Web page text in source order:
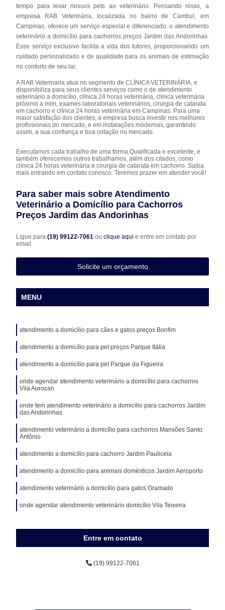
tempo para levar nossos pets ao veterinário. Pensando nisso, a
empresa RAB Veterinária, localizada no bairro de Cambuí, em
Campinas, oferece um serviço especial e diferenciado: o atendimento
veterinário a domicílio para cachorros preços Jardim das Andorinhas.
Esse serviço exclusivo facilita a vida dos tutores, proporcionando um
cuidado personalizado e de qualidade para os animais de estimação
no conforto de seu lar.
A RAB Veterinaria atua no segmento de CLÍNICA VETERINÁRIA, e
disponibiliza para seus clientes serviços como o de atendimento
veterinário a domicílio, clínica 24 horas veterinária, clínica veterinária
próximo a mim, exames laboratoriais veterinários, cirurgia de catarata
em cachorro e clínica 24 horas veterinária em Campinas. Para uma
maior satisfação dos clientes, a empresa busca investir nos melhores
profissionais do mercado, e em instalações modernas, garantindo
assim, a sua confiança e boa cotação no mercado.
Executamos cada trabalho de uma forma Qualificada e excelente, e
também oferecemos outros trabalhamos, além dos citados, como
clínica 24 horas veterinária e cirurgia de catarata em cachorro. Saiba
mais entrando em contato conosco. Teremos prazer em atender você!
Para saber mais sobre Atendimento
Veterinário a Domicílio para Cachorros
Preços Jardim das Andorinhas
Ligue para(19) 99122-7061ouclique aqui e entre em contato por
email.
Solicite um orçamento
MENU
atendimento a domicílio para cães e gatos preços Bonfim
atendimento a domicílio para pet preços Parque Itália
atendimento a domicílio para pet Parque da Figueira
onde agendar atendimento veterinário a domicílio para cachorros
Vila Aurocan
onde tem atendimento veterinário a domicílio para cachorros Jardim
das Andorinhas
atendimento veterinário a domicílio para cachorros Mansões Santo
Antônio
atendimento a domicílio para cachorro Jardim Pauliceia
atendimento a domicílio para animais domésticos Jardim Aeroporto
atendimento veterinário a domicílio para gatos Gramado
onde agendar atendimento veterinário domicílio Vila Teixeira
Entre em contato
(19) 99122-7061